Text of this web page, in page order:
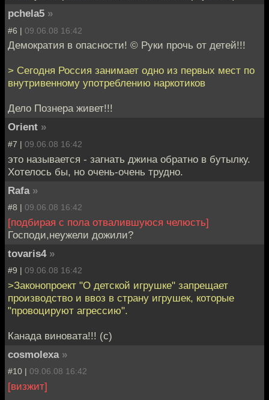
pchela5 »
#6 | 09.06.08 16:42
Демократия в опасности! © Руки прочь от детей!!!
> Сегодня Россия занимает одно из первых мест по
внутривенному употреблению наркотиков
Дело Познера живет!!!
Orient »
#7 | 09.06.08 16:42
это называется - загнать джина обратно в бутылку.
Хотелось бы, но очень-очень трудно.
Rafa »
#8 | 09.06.08 16:42
[подбирая с пола отвалившуюся челюсть]
Господи,неужели дожили?
tovaris4 »
#9 | 09.06.08 16:42
>Законопроект "О детской игрушке" запрещает
производство и ввоз в страну игрушек, которые
"провоцируют агрессию".
Канада виновата!!! (с)
cosmolexa »
#10 | 09.06.08 16:42
[визжит]